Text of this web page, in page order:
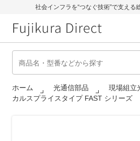
社会インフラを“つなぐ技術”で支える
ホーム 光通信部品 現場組立
カルスプライスタイプ FAST シリーズ